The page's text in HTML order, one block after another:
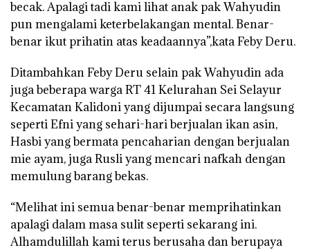
becak. Apalagi tadi kami lihat anak pak Wahyudin
pun mengalami keterbelakangan mental. Benar-
benar ikut prihatin atas keadaannya”,kata Feby Deru.
Ditambahkan Feby Deru selain pak Wahyudin ada
juga beberapa warga RT 41 Kelurahan Sei Selayur
Kecamatan Kalidoni yang dijumpai secara langsung
seperti Efni yang sehari-hari berjualan ikan asin,
Hasbi yang bermata pencaharian dengan berjualan
mie ayam, juga Rusli yang mencari nafkah dengan
memulung barang bekas.
“Melihat ini semua benar-benar memprihatinkan
apalagi dalam masa sulit seperti sekarang ini.
Alhamdulillah kami terus berusaha dan berupaya